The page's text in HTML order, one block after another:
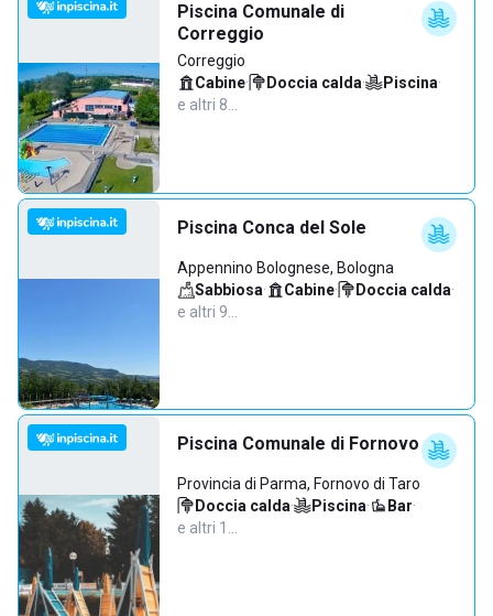
Piscina Comunale di
Correggio
Correggio
Cabine· Doccia calda· Piscina·
e altri 8…
Piscina Conca del Sole
Appennino Bolognese, Bologna
Sabbiosa· Cabine· Doccia calda·
e altri 9…
Piscina Comunale di Fornovo
Provincia di Parma, Fornovo di Taro
Doccia calda· Piscina· Bar·
e altri 1…